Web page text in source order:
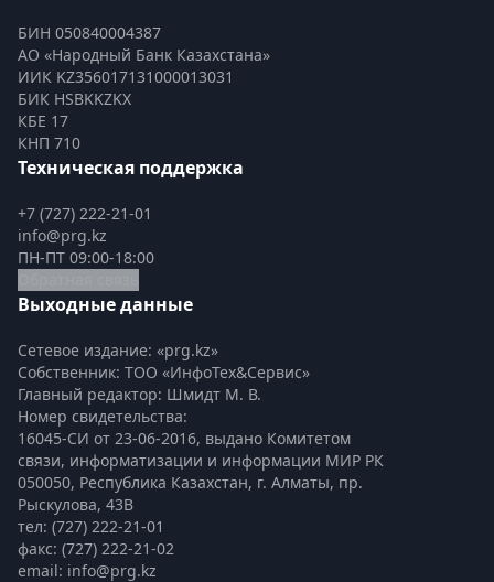
БИН 050840004387
АО «Народный Банк Казахстана»
ИИК KZ356017131000013031
БИК HSBKKZKX
КБЕ 17
КНП 710
Техническая поддержка
+7 (727) 222-21-01
info@prg.kz
ПН-ПТ 09:00-18:00
Выходные данные
Сетевое издание: «prg.kz»
Собственник: ТОО «ИнфоТех&Сервис»
Главный редактор: Шмидт М. В.
Номер свидетельства:
16045-СИ от 23-06-2016, выдано Комитетом
связи, информатизации и информации МИР РК
050050, Республика Казахстан, г. Алматы, пр.
Рыскулова, 43В
тел: (727) 222-21-01
факс: (727) 222-21-02
email: info@prg.kz